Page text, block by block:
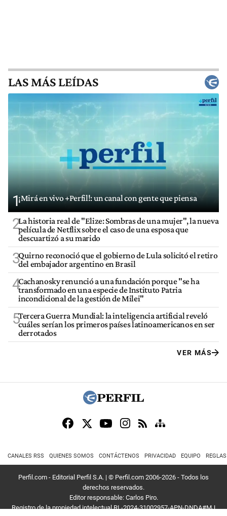
LAS MÁS LEÍDAS
1¡Mirá en vivo +Perfil!: un canal con gente que piensa
2La historia real de "Elize: Sombras de una mujer", la nueva
película de Netflix sobre el caso de una esposa que
descuartizó a su marido
3Quirno reconoció que el gobierno de Lula solicitó el retiro
del embajador argentino en Brasil
4Cachanosky renunció a una fundación porque "se ha
transformado en una especie de Instituto Patria
incondicional de la gestión de Milei"
5Tercera Guerra Mundial: la inteligencia artificial reveló
cuáles serían los primeros países latinoamericanos en ser
derrotados
VER MÁS
CANALES RSS QUIENES SOMOS CONTÁCTENOS PRIVACIDAD EQUIPO
Perfil.com - Editorial Perfil S.A. | © Perfil.com 2006-2026 - Todos los
derechos reservados.
Editor responsable: Carlos Piro.
Registro de la propiedad intelectual RL-2024-31002957-APN-DNDA#MJ